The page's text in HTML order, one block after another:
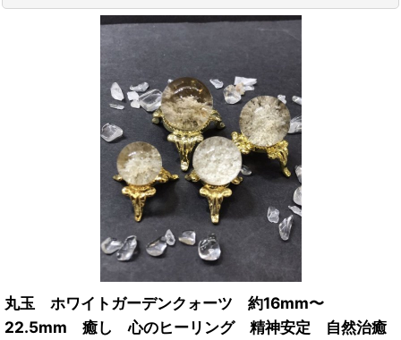
丸玉 ホワイトガーデンクォーツ 約16mm〜
22.5mm 癒し 心のヒーリング 精神安定 自然治癒